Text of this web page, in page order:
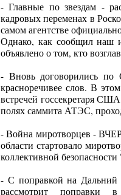
- Главные по звездам -
кадровых переменах в
самом агентстве
Однако, как сообщил наш
объявлено о том, кто
- Вновь договорились по
красноречивее слов. В
встречей госсекретаря
полях саммита АТЭС,
- Война миротворцев -
области стартовало
коллективной
- С поправкой на Дальний
рассмотрит поправки